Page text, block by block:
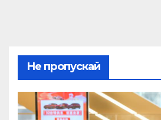
Не пропускай